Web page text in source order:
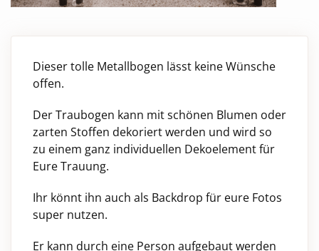
Dieser tolle Metallbogen lässt keine Wünsche
offen.
Der Traubogen kann mit schönen Blumen oder
zarten Stoffen dekoriert werden und wird so
zu einem ganz individuellen Dekoelement für
Eure Trauung.
Ihr könnt ihn auch als Backdrop für eure Fotos
super nutzen.
Er kann durch eine Person aufgebaut werden